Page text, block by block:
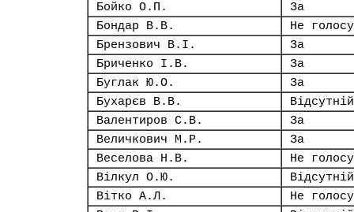
Бойко О.П.
За
Бондар В.В.
Не
Брензович В.І.
За
Бриченко І.В.
За
Буглак Ю.О.
За
Бухарєв В.В.
Відсутній
Валентиров С.В.
За
Величкович М.Р.
За
Веселова Н.В.
Не
Вілкул О.Ю.
Відсутній
Вітко А.Л.
Не